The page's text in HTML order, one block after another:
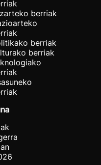
berriak
berriak
berriak